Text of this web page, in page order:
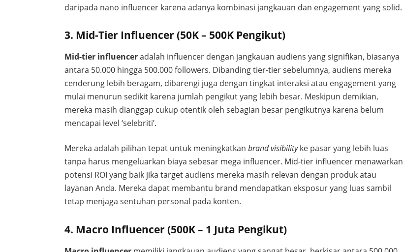
daripada nano influencer karena adanya kombinasi jangkauan dan engagement yang solid.
3. Mid-Tier Influencer (50K – 500K Pengikut)
Mid-tier influenceradalah influencer dengan jangkauan audiens yang signifikan, biasanya
antara 50.000 hingga 500.000 followers. Dibanding tier-tier sebelumnya, audiens mereka
cenderung lebih beragam, dibarengi juga dengan tingkat interaksi atau engagement yang
mulai menurun sedikit karena jumlah pengikut yang lebih besar. Meskipun demikian,
mereka masih dianggap cukup otentik oleh sebagian besar pengikutnya karena belum
mencapai level ‘selebriti’.
Mereka adalah pilihan tepat untuk meningkatkanbrand visibilityke pasar yang lebih luas
tanpa harus mengeluarkan biaya sebesar mega influencer. Mid-tier influencer menawarkan
potensi ROI yang baik jika target audiens mereka masih relevan dengan produk atau
layanan Anda. Mereka dapat membantu brand mendapatkan eksposur yang luas sambil
tetap menjaga sentuhan personal pada konten.
4. Macro Influencer (500K – 1 Juta Pengikut)